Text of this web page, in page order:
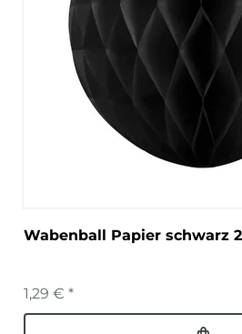
Wabenball Papier schwarz
1,29 € *